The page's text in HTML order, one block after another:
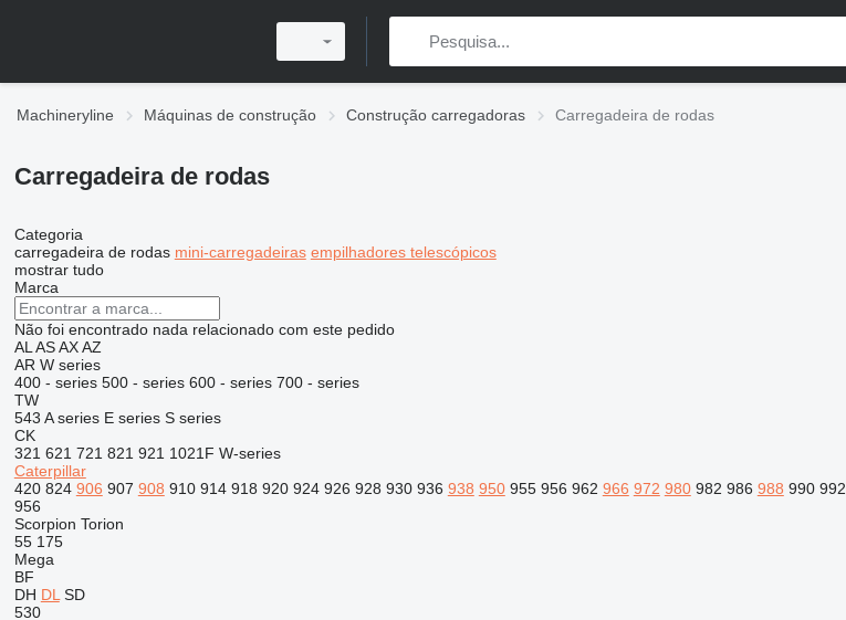
Machineryline Máquinas de construção Construção carregadoras Carregadeira de rodas
Carregadeira de rodas
Categoria
carregadeira de rodas mini-carregadeiras empilhadores telescópicos
mostrar tudo
Marca
Não foi encontrado nada relacionado com este pedido
AL AS AX AZ
AR W series
400 - series 500 - series 600 - series 700 - series
TW
543 A series E series S series
CK
321 621 721 821 921 1021F W-series
Caterpillar
420 824 906 907 908 910 914 918 920 924 926 928 930 936 938 950 955 956 962 966 972 980 982 986 988 990 992
956
Scorpion Torion
55 175
Mega
BF
DH DL SD
530